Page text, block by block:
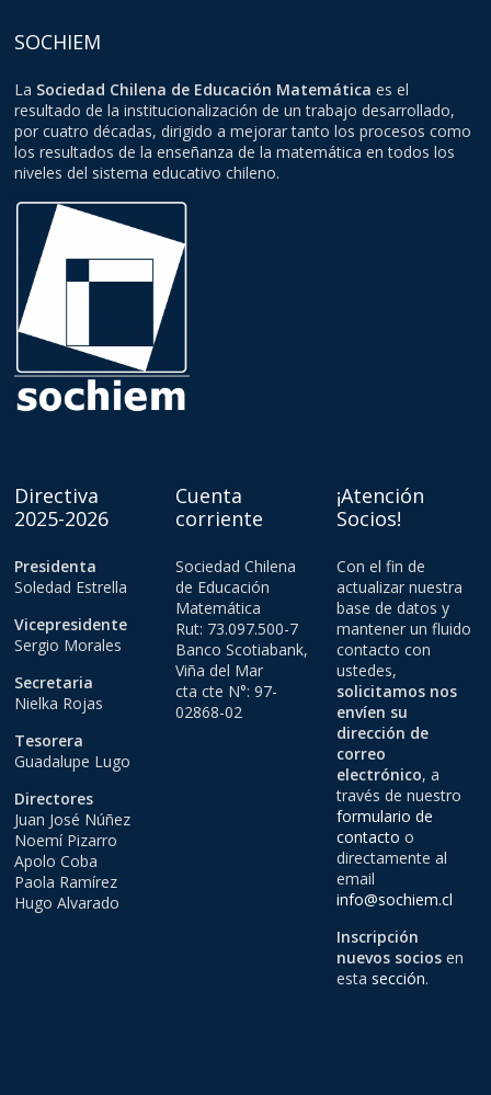
SOCHIEM
La Sociedad Chilena de Educación Matemática es el
resultado de la institucionalización de un trabajo desarrollado,
por cuatro décadas, dirigido a mejorar tanto los procesos como
los resultados de la enseñanza de la matemática en todos los
niveles del sistema educativo chileno.
Directiva
2025-2026
Presidenta
Soledad Estrella
Vicepresidente
Sergio Morales
Secretaria
Nielka Rojas
Tesorera
Guadalupe Lugo
Directores
Juan José Núñez
Noemí Pizarro
Apolo Coba
Paola Ramírez
Hugo Alvarado
Cuenta
corriente
Sociedad Chilena
de Educación
Matemática
Rut: 73.097.500-7
Banco Scotiabank,
Viña del Mar
cta cte N°: 97-
02868-02
¡Atención
Socios!
Con el fin de
actualizar nuestra
base de datos y
mantener un fluido
contacto con
ustedes,
solicitamos nos
envíen su
dirección de
correo
electrónico, a
través de nuestro
formulario de
contacto o
directamente al
email
info@sochiem.cl
Inscripción
nuevos sociosen
esta sección.